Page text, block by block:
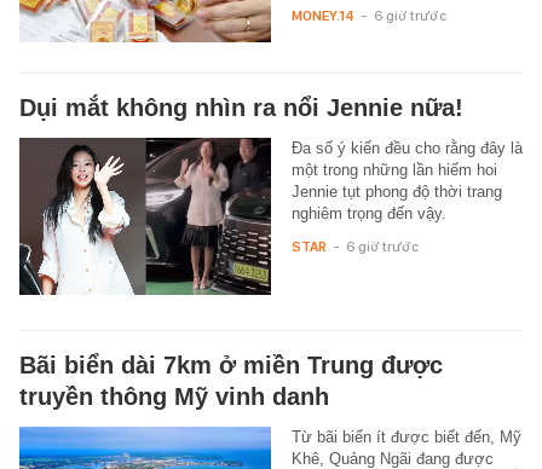
MONEY.14 - 6 giờ trước
Dụi mắt không nhìn ra nổi Jennie nữa!
Đa số ý kiến đều cho rằng đây là
một trong những lần hiếm hoi
Jennie tụt phong độ thời trang
nghiêm trọng đến vậy.
STAR - 6 giờ trước
Bãi biển dài 7km ở miền Trung được
truyền thông Mỹ vinh danh
Từ bãi biển ít được biết đến, Mỹ
Khê, Quảng Ngãi đang được